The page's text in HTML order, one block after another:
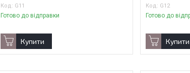
G11
Готово до відправки
Купити
G12
Готово до
Купити